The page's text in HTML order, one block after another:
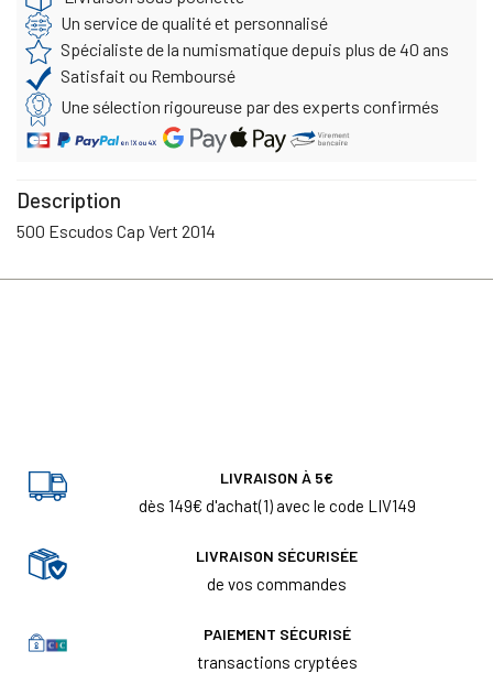
Un service de qualité et personnalisé
Spécialiste de la numismatique depuis plus de 40 ans
Satisfait ou Remboursé
Une sélection rigoureuse par des experts confirmés
Description
500 Escudos Cap Vert 2014
LIVRAISON À 5€
dès 149€ d'achat(1) avec le code LIV149
LIVRAISON SÉCURISÉE
de vos commandes
PAIEMENT SÉCURISÉ
transactions cryptées